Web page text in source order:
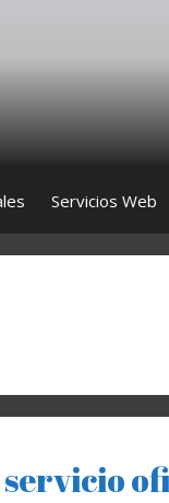
Servicios Web
servicio